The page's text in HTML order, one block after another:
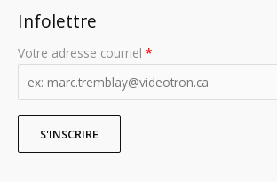
Infolettre
Votre adresse courriel *